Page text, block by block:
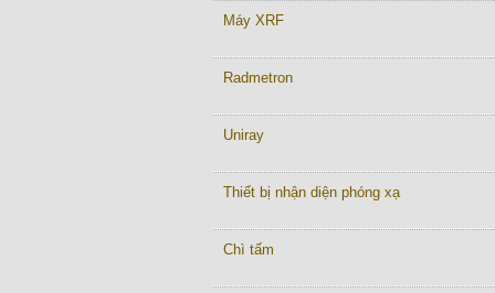
Máy XRF
Radmetron
Uniray
Thiết bị nhận diện phóng xạ
Chì tấm